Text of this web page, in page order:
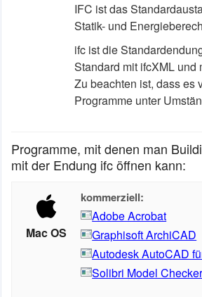
IFC ist das
Statik- und
ifc ist die
Standard mit ifcXML und
Zu beachten ist, dass es
Programme unter
Programme, mit denen man
mit der Endung ifc öffnen kann:
Mac OS
kommerziell:
Adobe Acrobat
Graphisoft ArchiCAD
Autodesk AutoCAD
Solibri Model